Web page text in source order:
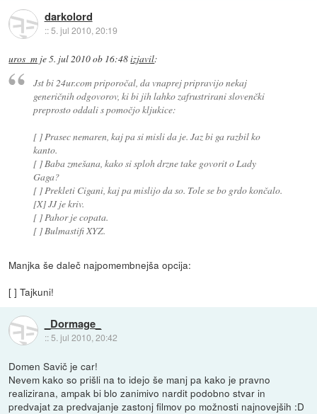
darkolord
::5. jul 2010, 20:19
uros_m je5. jul 2010 ob 16:48izjavil:
Jst bi 24ur.com priporočal, da vnaprej pripravijo nekaj
generičnih odgovorov, ki bi jih lahko zafrustrirani slovenčki
preprosto oddali s pomočjo kljukice:
[ ] Prasec nemaren, kaj pa si misli da je. Jaz bi ga razbil ko
kanto.
[ ] Baba zmešana, kako si sploh drzne take govorit o Lady
Gaga?
[ ] Prekleti Cigani, kaj pa mislijo da so. Tole se bo grdo končalo.
[X] JJ je kriv.
[ ] Pahor je copata.
[ ] Bulmastifi XYZ.
Manjka še daleč najpomembnejša opcija:
[ ] Tajkuni!
_Dormage_
:: 5. jul 2010, 20:42
Domen Savič je car!
Nevem kako so prišli na to idejo še manj pa kako je pravno
realizirana, ampak bi blo zanimivo nardit podobno stvar in
predvajat za predvajanje zastonj filmov po možnosti najnovejših :D